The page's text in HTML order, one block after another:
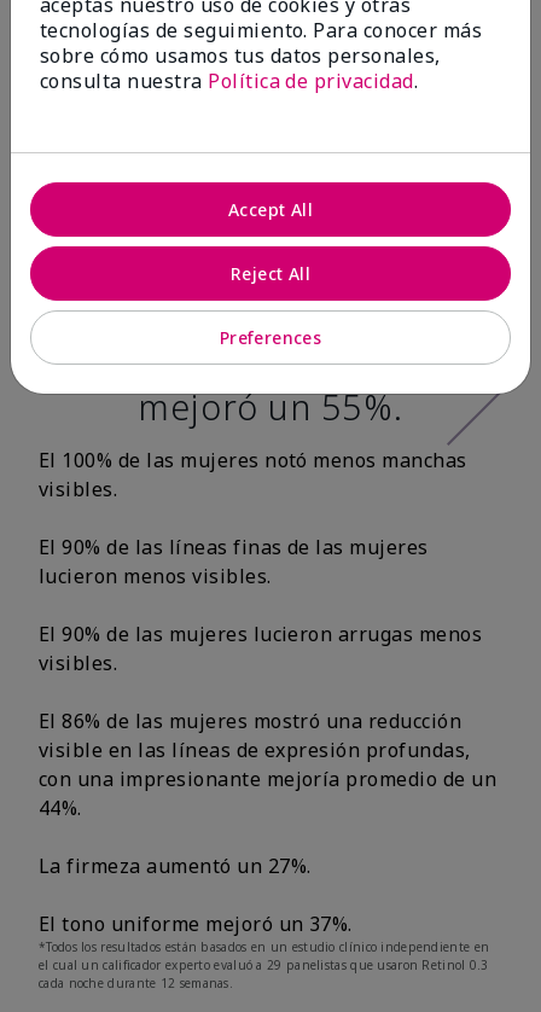
Después de 12
100% de las
mujeres tuvo una
apariencia más
tersa en la textura
de la piel y la
suavidad de la piel
mejoró un 55%.
El 100% de las mujeres notó menos manchas
visibles.
El 90% de las líneas finas de las mujeres
lucieron menos visibles.
El 90% de las mujeres lucieron arrugas menos
visibles.
El 86% de las mujeres mostró una reducción
visible en las líneas de expresión profundas,
con una impresionante mejoría promedio de un
44%.
La firmeza aumentó un 27%.
El tono uniforme mejoró un 37%.
*Todos los resultados están basados en un estudio clínico independiente en
el cual un calificador experto evaluó a 29 panelistas que usaron Retinol 0.3
cada noche durante 12 semanas.
tecnologías de seguimiento. Para conocer más
sobre cómo usamos tus datos personales,
consulta nuestra Política de privacidad.
Preferences
Reject All
Accept All